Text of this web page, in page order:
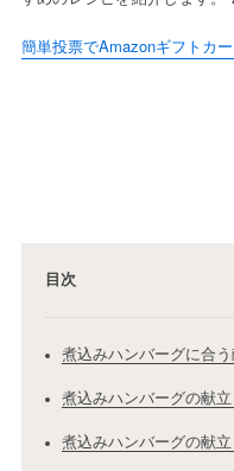
簡単投票でAmazonギフトカー
目次
煮込みハンバーグに合う
煮込みハンバーグの献
煮込みハンバーグの献